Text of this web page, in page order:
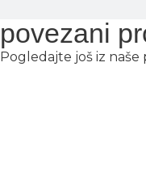
povezani
Pogledajte još iz naše